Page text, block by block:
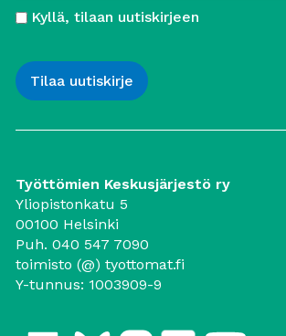
Kyllä, tilaan uutiskirjeen
Työttömien Keskusjärjestö ry
Yliopistonkatu 5
00100 Helsinki
Puh. 040 547 7090
toimisto (@) tyottomat.fi
Y-tunnus: 1003909-9